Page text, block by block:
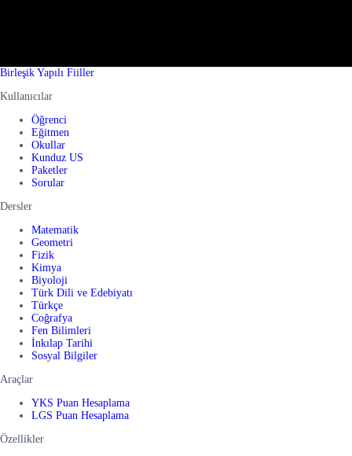
Birleşik Yapılı Fiiller
Kullanıcılar
Öğrenci
Eğitmen
Okullar
Kunduz US
Paketler
Sorular
Dersler
Matematik
Geometri
Fizik
Kimya
Biyoloji
Türk Dili ve Edebiyatı
Türkçe
Coğrafya
Fen Bilimleri
İnkılap Tarihi
Sosyal Bilgiler
Araçlar
YKS Puan Hesaplama
LGS Puan Hesaplama
Özellikler